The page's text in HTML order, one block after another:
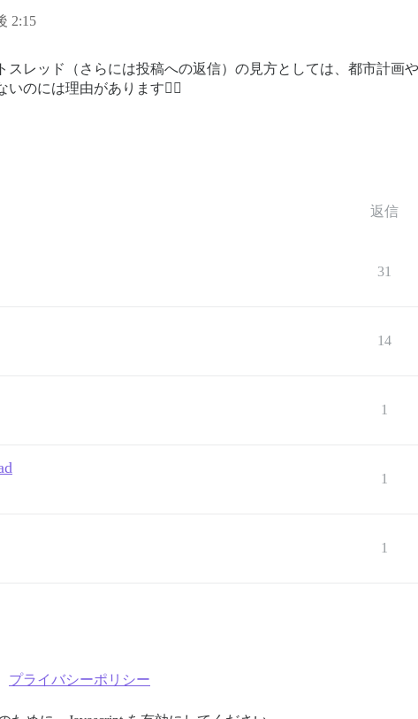
2:15
スレッド（さらには投稿への返信）の見方としては、都市計画
のには理由があります🤷‍♂️
返信
31
14
1
1
1
プライバシーポリシー